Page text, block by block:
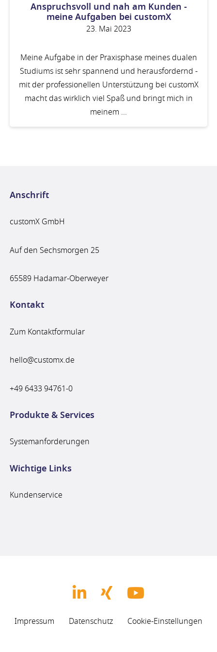
Anspruchsvoll und nah am Kunden -
meine Aufgaben bei customX
23. Mai 2023
Meine Aufgabe in der Praxisphase meines dualen
Studiums ist sehr spannend und herausfordernd -
mit der professionellen Unterstützung bei customX
macht das wirklich viel Spaß und bringt mich in
meinem ...
Anschrift
customX GmbH
Auf den Sechsmorgen 25
65589 Hadamar-Oberweyer
Kontakt
Zum Kontaktformular
hello@customx.de
+49 6433 94761-0
Produkte & Services
Systemanforderungen
Wichtige Links
Kundenservice
Impressum Datenschutz Cookie-Einstellungen